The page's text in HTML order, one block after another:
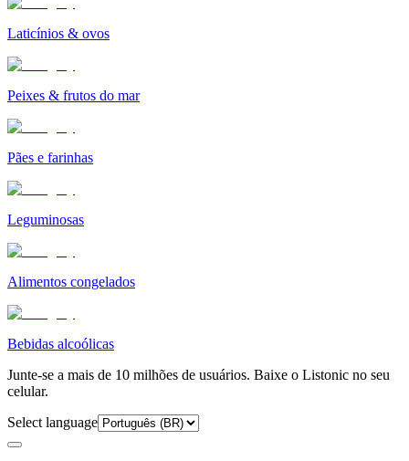
Laticínios & ovos
Peixes & frutos do mar
Pães e farinhas
Leguminosas
Alimentos congelados
Bebidas alcoólicas
Junte-se a mais de 10 milhões de usuários. Baixe o Listonic no seu
celular.
Select language